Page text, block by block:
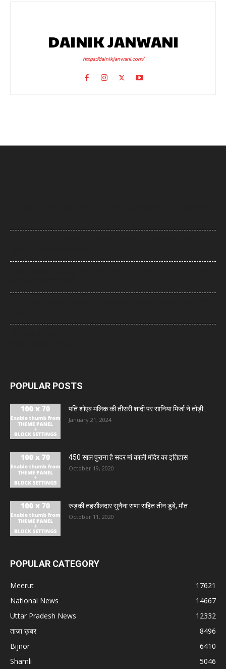
DAINIK JANWANI
https://dainikjanwani.com/
POPULAR POSTS
पति शोएब मलिक की तीसरी शादी पर सानिया मिर्जा ने तोड़ी...
January 21, 2024
450 साल पुराना है सदर मां काली मंदिर का इतिहास
October 19, 2020
रुड़की तहसीलदार सुनैना राणा सहित तीन डूबे, मौत
October 11, 2020
POPULAR CATEGORY
Meerut
17621
National News
14667
Uttar Pradesh News
12332
ताज़ा ख़बर
8496
Bijnor
6410
Shamli
5046